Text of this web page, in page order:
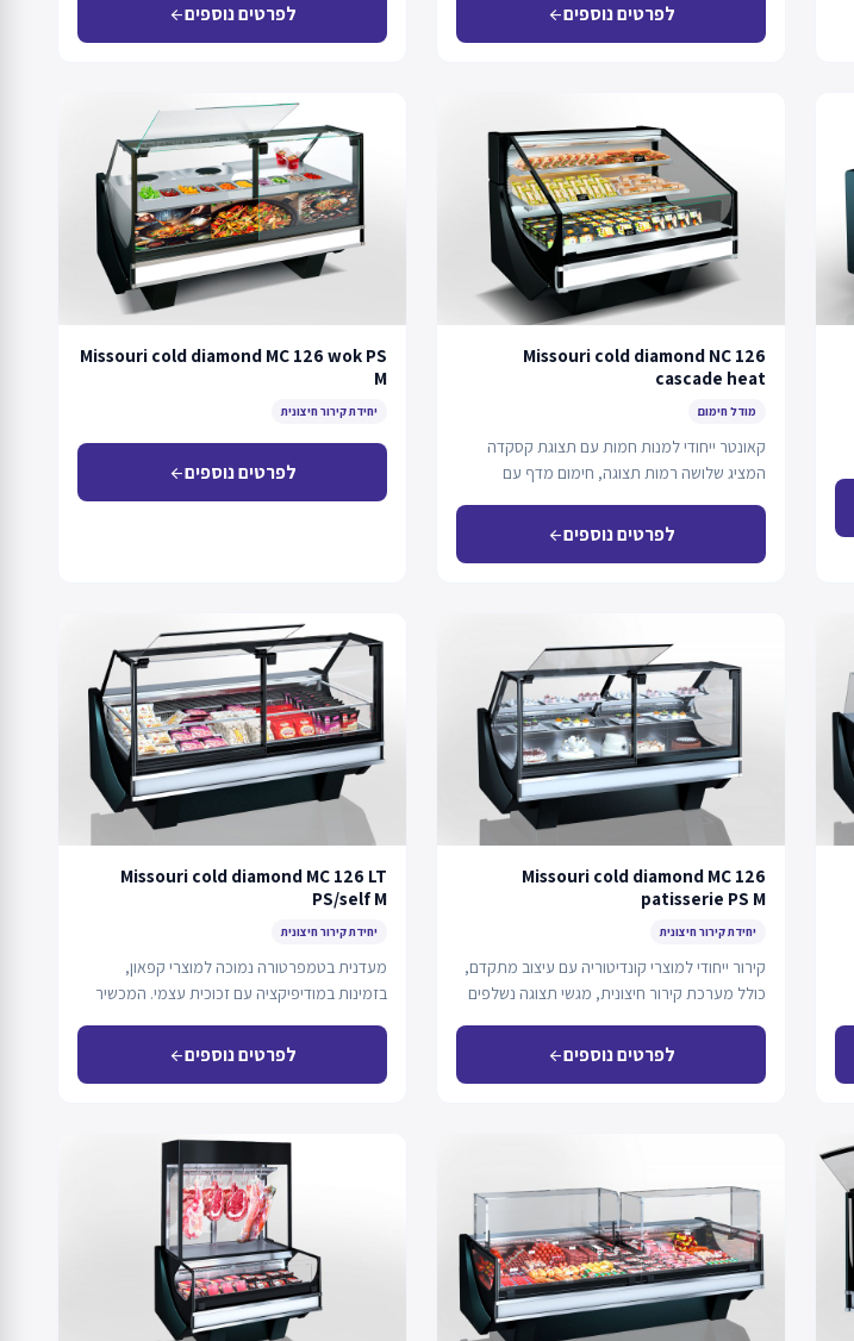
לפרטים נוספיםarrow_back לפרטים נוספיםarrow_back
Missouri cold diamond NC 126
cascade heat
מודל חימום
קאונטר ייחודי למנות חמות עם תצוגת קסקדה
המציג שלושה רמות תצוגה, חימום מדף עם
לפרטים נוספיםarrow_back
Missouri cold diamond MC 126 wok PS
M
יחידת קירור חיצונית
לפרטים נוספיםarrow_back
Missouri cold diamond MC 126
patisserie PS M
יחידת קירור חיצונית
קירור ייחודי למוצרי קונדיטוריה עם עיצוב מתקדם,
כולל מערכת קירור חיצונית, מגשי תצוגה נשלפים
לפרטים נוספיםarrow_back
Missouri cold diamond MC 126 LT
PS/self M
יחידת קירור חיצונית
מעדנית בטמפרטורה נמוכה למוצרי קפאון,
בזמינות במודיפיקציה עם זכוכית עצמי. המכשיר
לפרטים נוספיםarrow_back